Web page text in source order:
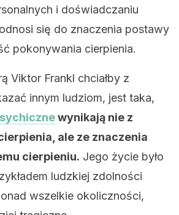
i doświadczaniu
się do znaczenia postawy
pokonywania cierpienia.
Viktor Frankl chciałby z
innym ludziom, jest taka,
wynikają nie z
ale ze znaczenia
cierpieniu. Jego życie było
ludzkiej zdolności
wszelkie okoliczności,